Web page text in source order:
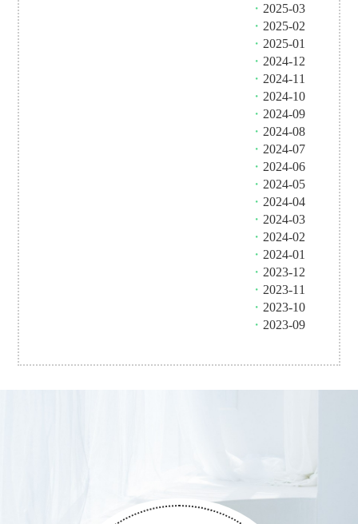
・ 2025-03
・ 2025-02
・ 2025-01
・ 2024-12
・ 2024-11
・ 2024-10
・ 2024-09
・ 2024-08
・ 2024-07
・ 2024-06
・ 2024-05
・ 2024-04
・ 2024-03
・ 2024-02
・ 2024-01
・ 2023-12
・ 2023-11
・ 2023-10
・ 2023-09